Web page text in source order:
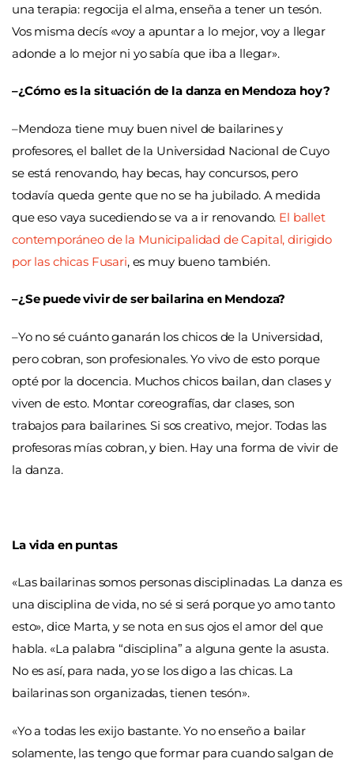
una terapia: regocija el alma, enseña a tener un tesón.
Vos misma decís «voy a apuntar a lo mejor, voy a llegar
adonde a lo mejor ni yo sabía que iba a llegar».
–¿Cómo es la situación de la danza en Mendoza hoy?
–Mendoza tiene muy buen nivel de bailarines y
profesores, el ballet de la Universidad Nacional de Cuyo
se está renovando, hay becas, hay concursos, pero
todavía queda gente que no se ha jubilado. A medida
que eso vaya sucediendo se va a ir renovando. El ballet
contemporáneo de la Municipalidad de Capital, dirigido
por las chicas Fusari, es muy bueno también.
–¿Se puede vivir de ser bailarina en Mendoza?
–Yo no sé cuánto ganarán los chicos de la Universidad,
pero cobran, son profesionales. Yo vivo de esto porque
opté por la docencia. Muchos chicos bailan, dan clases y
viven de esto. Montar coreografías, dar clases, son
trabajos para bailarines. Si sos creativo, mejor. Todas las
profesoras mías cobran, y bien. Hay una forma de vivir de
la danza.
La vida en puntas
«Las bailarinas somos personas disciplinadas. La danza es
una disciplina de vida, no sé si será porque yo amo tanto
esto», dice Marta, y se nota en sus ojos el amor del que
habla. «La palabra “disciplina” a alguna gente la asusta.
No es así, para nada, yo se los digo a las chicas. La
bailarinas son organizadas, tienen tesón».
«Yo a todas les exijo bastante. Yo no enseño a bailar
solamente, las tengo que formar para cuando salgan de